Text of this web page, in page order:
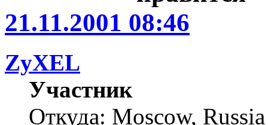
21.11.2001 08:46
ZyXEL
Участник
Откуда: Moscow, Russia